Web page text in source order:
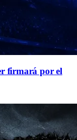
firmará por el